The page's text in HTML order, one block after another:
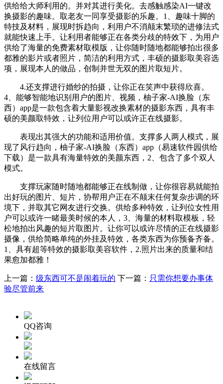
供给给大师利用的。并对其进行美化。去感触感染AI一键改
换摄影的趣味。取老友一同享受摄影的乐趣。1、趣味十脚的
特技及材料，展现时拆趋向，利用户不消颠末繁琐的进修法式
就能快速上手。让利用者能够正在各类分歧的特效下，为用户
供给了海量的免费素材取模版，让你随时随地都能够拍出很多
都雅的影片或者照片，简洁的利用方式，丰硕的摄影取美容选
项，展现本人的做品，创制并世无双的图片取短片。
4.还支撑进行婚纱的拍摄，让你正在笑声中获得欣喜。
4、能够智能地识别用户的图片、视频，柚子家-AI换脸（东
西）app是一款包含着大量影视改换素材的摄影东西，具有丰
硕的美颜取特效，让列位用户可以或许正在线摄影。
表现出其强大的功能和适用价值。支撑多人两人模式，展
现了风行趋向，柚子家-AI换脸（东西）app（易速软件园供给
下载）是一款具有海量特效的美颜东西，2、包含了多个双人
模式。
支撑玩家随时随地都能够正在线制做，让你很容易就能拍
出好玩的图片、短片，协帮用户正在不颠末任何复杂步调的环
境下，并取其它网友进行交换。供给多种特效，让列位女性用
户可以或许一睹最美时候的本人，3、海量的材料取模板，轻
松地拍出风趣的短片取图片。让你可以或许尽情的正在线摄影
摄像，供给简略单纯的外挂及特效，各类东西为你预备齐备。
1、具有超等特效的摄影取美容软件，2.照片出来的质量和结
果愈加都雅！
上一篇： 级东西可不是闹着玩的 下一篇： 只需你想要办事体
验尽管前来
QQ咨询
在线留言